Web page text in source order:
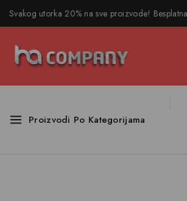
Svakog utorka 20% na sve proizvode!
Proizvodi Po Kategorijama